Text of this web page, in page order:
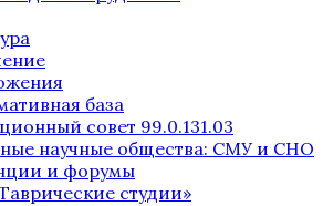
база
совет 99.0.131.03
научные общества: СМУ и СНО
и форумы
студии»